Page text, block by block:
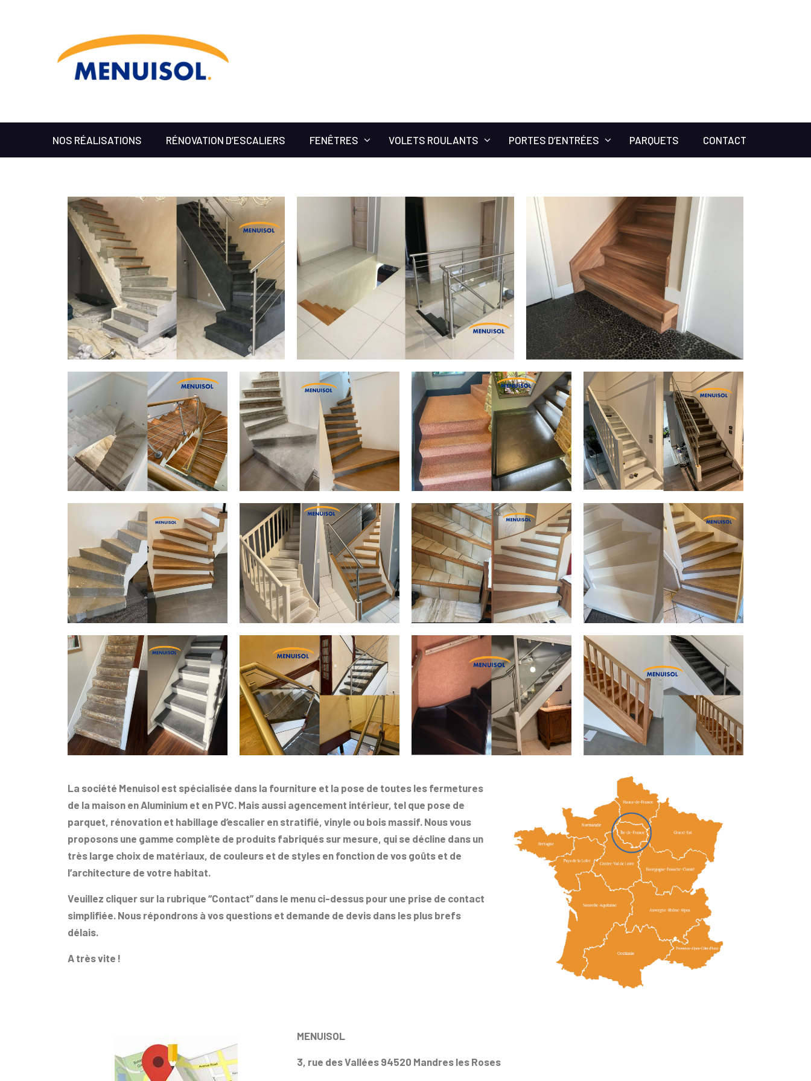
NOS RÉALISATIONS RÉNOVATION D’ESCALIERS FENÊTRES VOLETS ROULANTS PORTES D’ENTRÉES PARQUETS CONTACT
La société Menuisol est spécialisée dans la fourniture et la pose de toutes les fermetures
de la maison en Aluminium et en PVC. Mais aussi agencement intérieur, tel que pose de
parquet, rénovation et habillage d’escalier en stratifié, vinyle ou bois massif. Nous vous
proposons une gamme complète de produits fabriqués sur mesure, qui se décline dans un
très large choix de matériaux, de couleurs et de styles en fonction de vos goûts et de
l’architecture de votre habitat.
Veuillez cliquer sur la rubrique “Contact” dans le menu ci-dessus pour une prise de contact
simplifiée. Nous répondrons à vos questions et demande de devis dans les plus brefs
délais.
A très vite !
MENUISOL
3, rue des Vallées 94520 Mandres les Roses